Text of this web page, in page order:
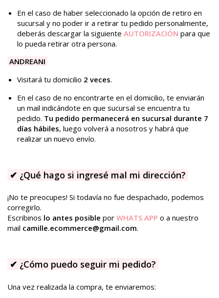
En el caso de haber seleccionado la opción de retiro en
sucursal y no poder ir a retirar tu pedido personalmente,
deberás descargar la siguiente AUTORIZACIÓN para que
lo pueda retirar otra persona.
ANDREANI
Visitará tu domicilio 2 veces.
En el caso de no encontrarte en el domicilio, te enviarán
un mail indicándote en que sucursal se encuentra tu
pedido. Tu pedido permanecerá en sucursal durante 7
días hábiles, luego volverá a nosotros y habrá que
realizar un nuevo envío.
✔ ¿Qué hago si ingresé mal mi dirección?
¡No te preocupes! Si todavía no fue despachado, podemos
corregirlo.
Escribinos lo antes posible por WHATS APP o a nuestro
mail camille.ecommerce@gmail.com.
✔ ¿Cómo puedo seguir mi pedido?
Una vez realizada la compra, te enviaremos: